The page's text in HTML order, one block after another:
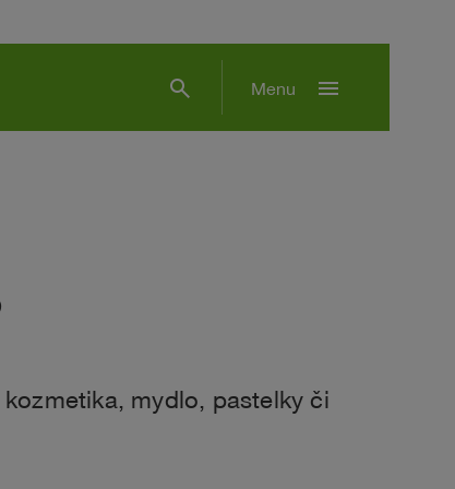
search Menu menu
mydlo, pastelky či